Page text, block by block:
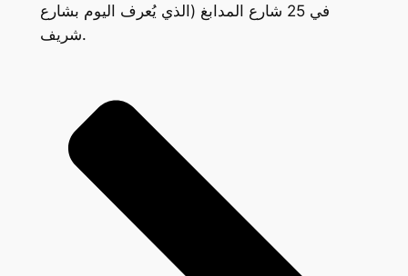
في 25 شارع المدابغ (الذي يُعرف اليوم بشارع
شريف.